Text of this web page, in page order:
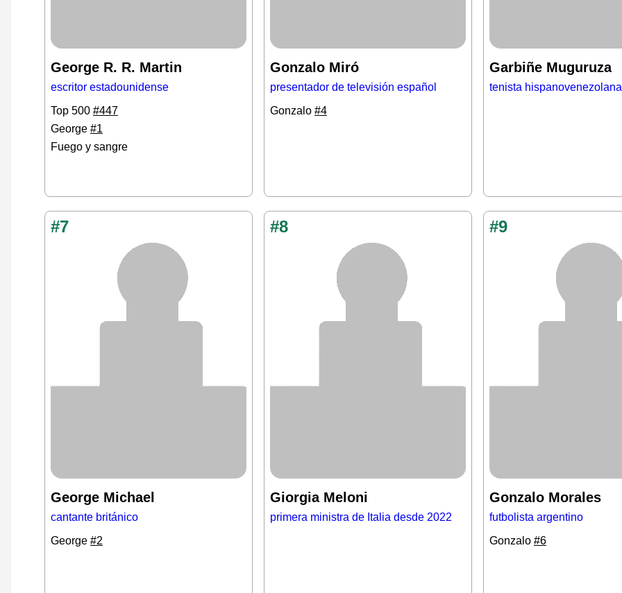
George R. R. Martin
escritor estadounidense
Top 500 #447
George #1
Fuego y sangre
Gonzalo Miró
presentador de televisión español
Gonzalo #4
Garbiñe Muguruza
tenista hispanovenezolana
#7
George Michael
cantante británico
George #2
#8
Giorgia Meloni
primera ministra de Italia desde 2022
#9
Gonzalo Morales
futbolista argentino
Gonzalo #6